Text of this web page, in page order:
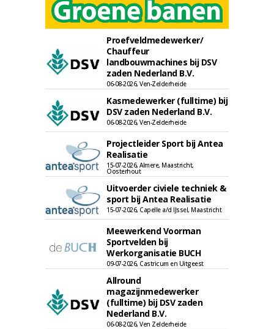
Proefveldmedewerker/
Chauffeur
landbouwmachines bij DSV
zaden Nederland B.V.
06-08-2026, Ven-Zelderheide
Kasmedewerker (fulltime) bij
DSV zaden Nederland B.V.
06-08-2026, Ven-Zelderheide
Projectleider Sport bij Antea
Realisatie
15-07-2026, Almere, Maastricht,
Oosterhout
Uitvoerder civiele techniek &
sport bij Antea Realisatie
15-07-2026, Capelle a/d IJssel, Maastricht
Meewerkend Voorman
Sportvelden bij
Werkorganisatie BUCH
09-07-2026, Castricum en Uitgeest
Allround
magazijnmedewerker
(fulltime) bij DSV zaden
Nederland B.V.
06-08-2026, Ven Zelderheide